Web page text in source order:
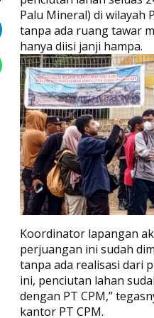
M
,
T
U
N
T
U
T
P
E
N
C
I
U
T
A
N
L
A
H
A
N
T
A
Palu Mineral) di wilayah
tanpa ada ruang tawar
hanya diisi janji hampa.
Koordinator lapangan
perjuangan ini sudah
tanpa ada realisasi dari
ini, penciutan lahan
dengan PT CPM,”
kantor PT CPM.